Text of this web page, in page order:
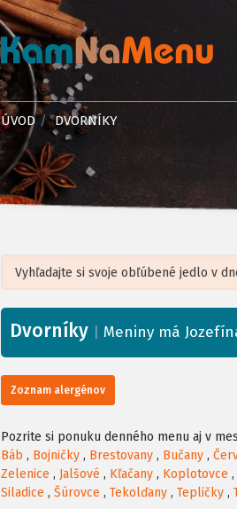
ÚVOD DVORNÍKY
+
−
Dvorníky Meniny má
Zoznam alergénov
Pozrite si ponuku denného menu aj v
Báb , Bojničky , Brestovany , Bučany ,
Zelenice , Jalšové , Kľačany , Koplotovce ,
Siladice , Šúrovce , Tekolďany , Tepličky ,